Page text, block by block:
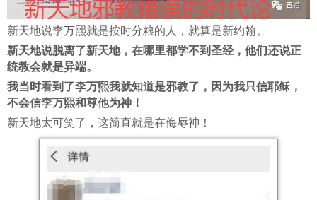
新天地说李万熙就是按时分粮的人，就算是新约翰。
新天地说脱离了新天地，在哪里都学不到圣经，他们还说正
统教会就是异端。
我当时看到了李万熙我就知道是邪教了，因为我只信耶稣，
不会信李万熙和尊他为神！
新天地太可笑了，这简直就是在侮辱神！